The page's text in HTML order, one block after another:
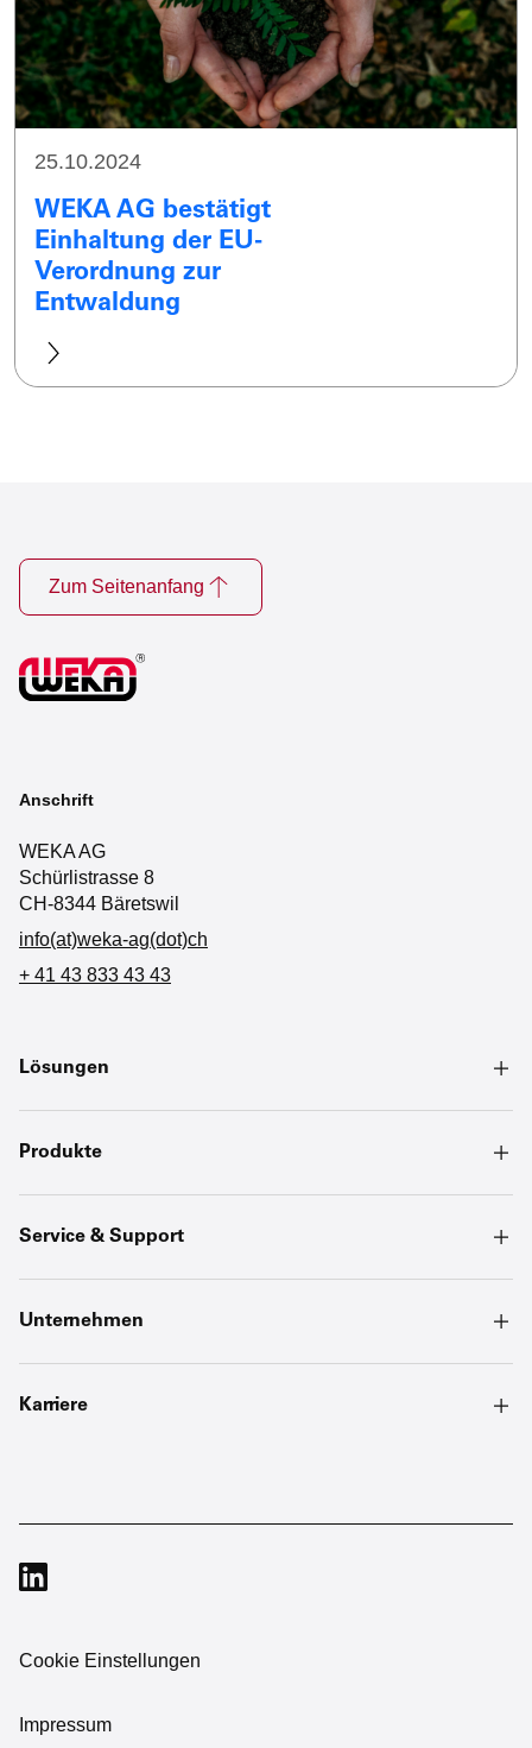
25.10.2024
WEKA AG bestätigt
Einhaltung der EU-
Verordnung zur
Entwaldung
Zum Seitenanfang
Anschrift
WEKA AG
Schürlistrasse 8
CH-8344 Bäretswil
info(at)weka-ag(dot)ch
+ 41 43 833 43 43
Lösungen
Produkte
Service & Support
Unternehmen
Karriere
Cookie Einstellungen
Impressum